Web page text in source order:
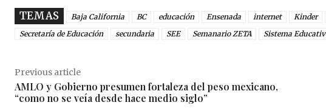
TEMAS Baja California BC educación Ensenada internet Kinder
Secretaría de Educación
secundaria SEE Semanario ZETA Sistema
Previous article
AMLO y Gobierno presumen fortaleza del peso mexicano,
“como no se veía desde hace medio siglo”